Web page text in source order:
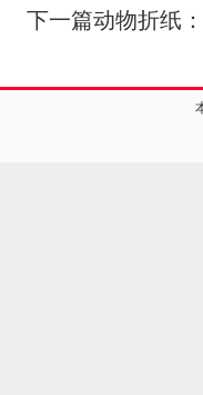
下一篇动物折纸：